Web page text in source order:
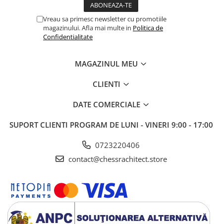
Vreau sa primesc newsletter cu promotiile
magazinului. Afla mai multe in Politica de
Confidentialitate
MAGAZINUL MEU
CLIENTI
DATE COMERCIALE
SUPORT CLIENTI PROGRAM DE LUNI - VINERI 9:00 - 17:00
0723220406
contact@chessrachitect.store